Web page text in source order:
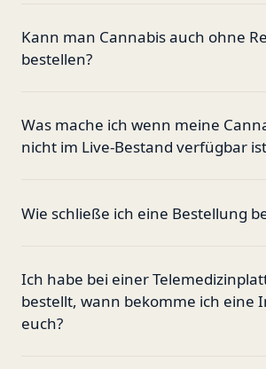
Kann man Cannabis auch ohne
bestellen?
Was mache ich wenn meine
nicht im Live-Bestand verfügbar
Wie schließe ich eine Bestellung
Ich habe bei einer
bestellt, wann bekomme ich eine
euch?